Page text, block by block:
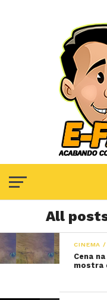
All
CINEMA
Cena
mostra